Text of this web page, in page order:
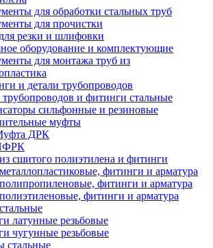
для обработки стальных труб
для прочистки
резки и шлифовки
оборудование и комплектующие
для монтажа труб из
и детали трубопроводов
трубопроводов и фитинги стальные
сильфонные и резиновые
муфты
ДРК
сшитого полиэтилена и фитинги
фитинги и арматура
фитинги и арматура
фитинги и арматура
латунные резьбовые
чугунные резьбовые
стальные